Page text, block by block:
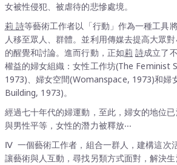
女被性侵犯、被虐待的悲慘處境。
莉 詩等藝術工作者以「行動」作為一種工具
人移至眾人、群體。並利用傳媒去提高大眾
的醒覺和討論。進而行動，正如莉 詩成立了
權益的婦女組織：女性工作坊(The Feminist
1973)、婦女空間(Womanspace, 1973)和婦
Building, 1973)。
經過七十年代的婦運動，至此，婦女的地位
與男性平等，女性的潛力被釋放‧‧‧
Ⅳ 一個藝術工作者，組合一群人，建構這次
讓藝術與人互動，尋找另類方式面對，解決生